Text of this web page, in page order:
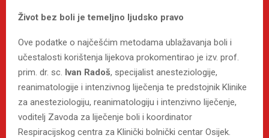
Život bez boli je temeljno ljudsko pravo
Ove podatke o najčešćim metodama ublažavanja boli i
učestalosti korištenja lijekova prokomentirao je izv. prof.
prim. dr. sc. Ivan Radoš, specijalist anesteziologije,
reanimatologije i intenzivnog liječenja te predstojnik Klinike
za anesteziologiju, reanimatologiju i intenzivno liječenje,
voditelj Zavoda za liječenje boli i koordinator
Respiracijskog centra za Klinički bolnički centar Osijek.